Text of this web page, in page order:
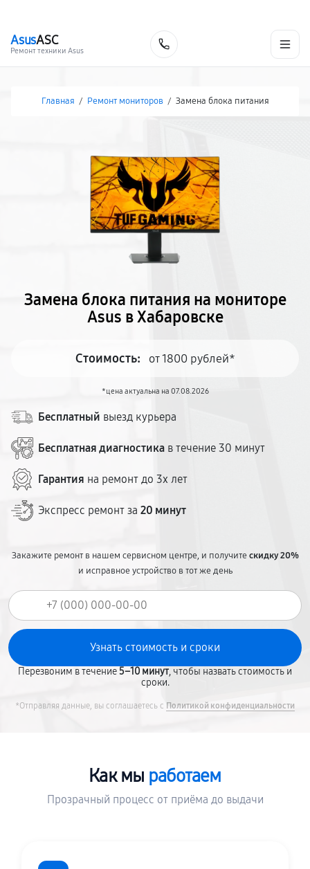
AsusASC
Ремонт техники Asus
Главная / Ремонт мониторов / Замена блока питания
Замена блока питания на мониторе
Asus в Хабаровске
Стоимость: от 1800 рублей*
*цена актуальна на 07.08.2026
Бесплатный выезд курьера
Бесплатная диагностика в течение 30 минут
Гарантия на ремонт до 3х лет
Экспресс ремонт за 20 минут
Закажите ремонт в нашем сервисном центре, и получитескидку 20%
и исправное устройство в тот же день
Перезвоним в течение5–10 минут, чтобы назвать стоимость и
сроки.
*Отправляя данные, вы соглашаетесь с Политикой конфиденциальности
Как мы работаем
Прозрачный процесс от приёма до выдачи